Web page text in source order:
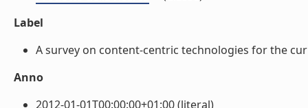
Label
A survey on content-centric technologies for the
Anno
2012-01-01T00:00:00+01:00 (literal)